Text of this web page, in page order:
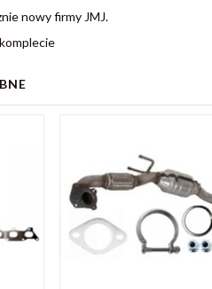
nowy firmy JMJ.